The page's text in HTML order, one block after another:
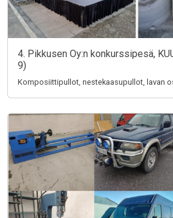
4. Pikkusen Oy:n konkurssipesä,
9)
Komposiittipullot, nestekaasupullot, lavan